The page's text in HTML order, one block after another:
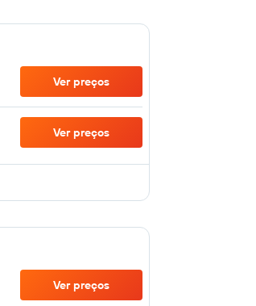
Ver preços
Ver preços
Ver preços